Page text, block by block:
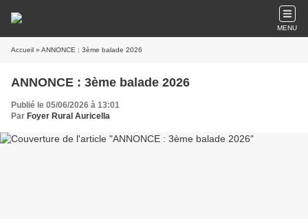
MENU
Accueil » ANNONCE : 3ème balade 2026
ANNONCE : 3ème balade 2026
Publié le 05/06/2026 à 13:01
Par Foyer Rural Auricella